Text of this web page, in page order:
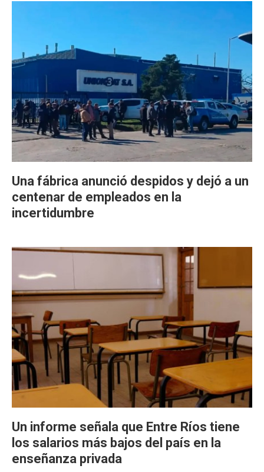
Una fábrica anunció despidos y dejó a un
centenar de empleados en la
incertidumbre
Un informe señala que Entre Ríos tiene
los salarios más bajos del país en la
enseñanza privada